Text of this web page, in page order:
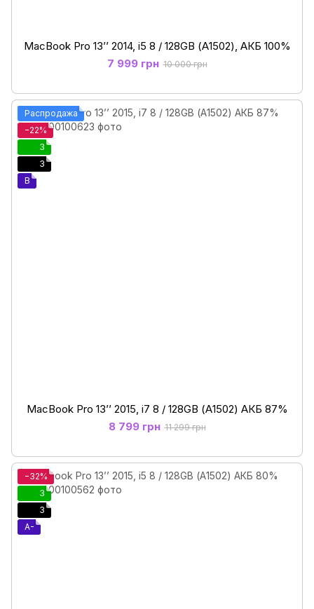
MacBook Pro 13’’ 2014, i5 8 / 128GB (А1502), АКБ 100%
7 999 грн 10 000 грн
Распродажа
−22%
3
3
B
MacBook Pro 13’’ 2015, i7 8 / 128GB (А1502) АКБ 87%
8 799 грн 11 299 грн
−32%
3
3
A-